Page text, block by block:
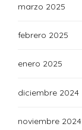
marzo 2025
febrero 2025
enero 2025
diciembre 2024
noviembre 2024